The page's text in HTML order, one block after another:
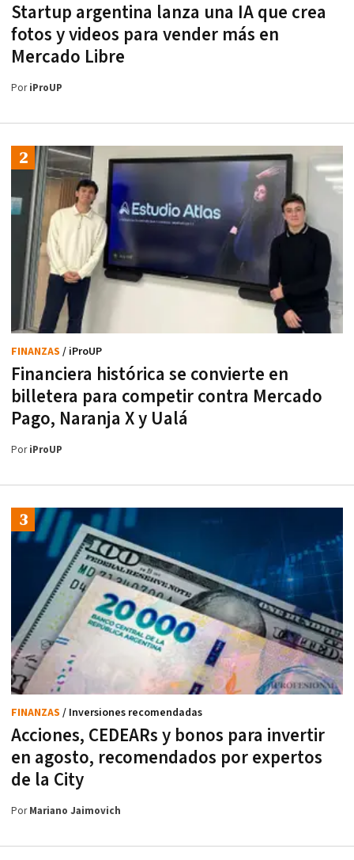
Startup argentina lanza una IA que crea
fotos y videos para vender más en
Mercado Libre
PoriProUP
Financiera histórica se convierte en
billetera para competir contra Mercado
Pago, Naranja X y Ualá
FINANZAS / iProUP
PoriProUP
Acciones, CEDEARs y bonos para invertir
en agosto, recomendados por expertos
de la City
FINANZAS / Inversiones recomendadas
PorMariano Jaimovich